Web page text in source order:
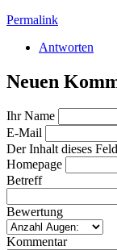
Permalink
Antworten
Neuen
Ihr Name
E-Mail
Der Inhalt dieses
Homepage
Betreff
Bewertung
Kommentar